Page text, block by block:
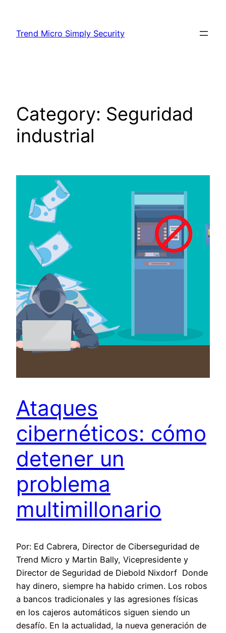
content
Trend Micro Simply Security
Category: Seguridad
industrial
Ataques
cibernéticos: cómo
detener un
problema
multimillonario
Por: Ed Cabrera, Director de Ciberseguridad de
Trend Micro y Martin Bally, Vicepresidente y
Director de Seguridad de Diebold Nixdorf Donde
hay dinero, siempre ha habido crimen. Los robos
a bancos tradicionales y las agresiones físicas
en los cajeros automáticos siguen siendo un
desafío. En la actualidad, la nueva generación de